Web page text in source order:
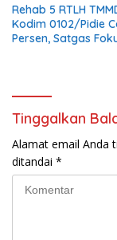
Rehab 5 RTLH
Kodim 0102/Pidie
Persen, Satgas
Tinggalkan
Alamat email Anda
ditandai *